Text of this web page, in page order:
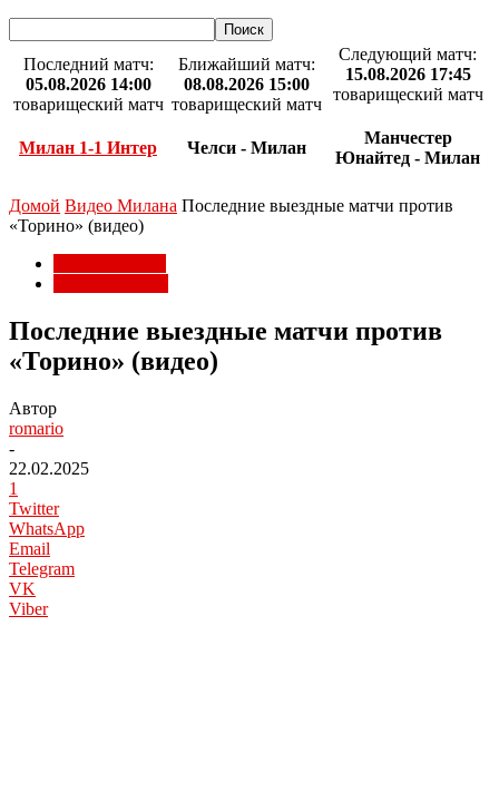
Последний матч:
05.08.2026 14:00
товарищеский матч
Милан 1-1 Интер
Ближайший матч:
08.08.2026 15:00
товарищеский матч
Челси - Милан
Следующий матч:
15.08.2026 17:45
товарищеский матч
Манчестер
Юнайтед - Милан
Домой Видео Милана Последние выездные матчи против
«Торино» (видео)
Последние выездные матчи против
«Торино» (видео)
Автор
romario
-
22.02.2025
1
Twitter
WhatsApp
Email
Telegram
VK
Viber